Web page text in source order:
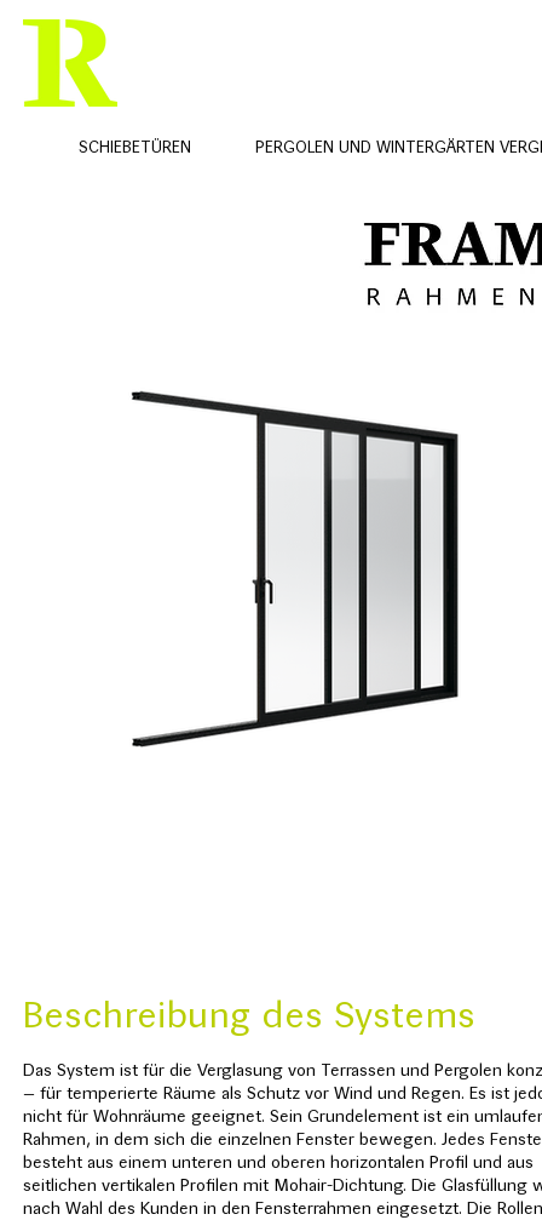
SCHIEBETÜREN PERGOLEN UND WINTERGÄRTEN
Beschreibung des Systems
Das System ist für die Verglasung von Terrassen und Pergolen
– für temperierte Räume als Schutz vor Wind und Regen. Es ist
nicht für Wohnräume geeignet. Sein Grundelement ist ein
Rahmen, in dem sich die einzelnen Fenster bewegen. Jedes
besteht aus einem unteren und oberen horizontalen Profil und aus
seitlichen vertikalen Profilen mit Mohair-Dichtung. Die Glasfüllung
nach Wahl des Kunden in den Fensterrahmen eingesetzt. Die